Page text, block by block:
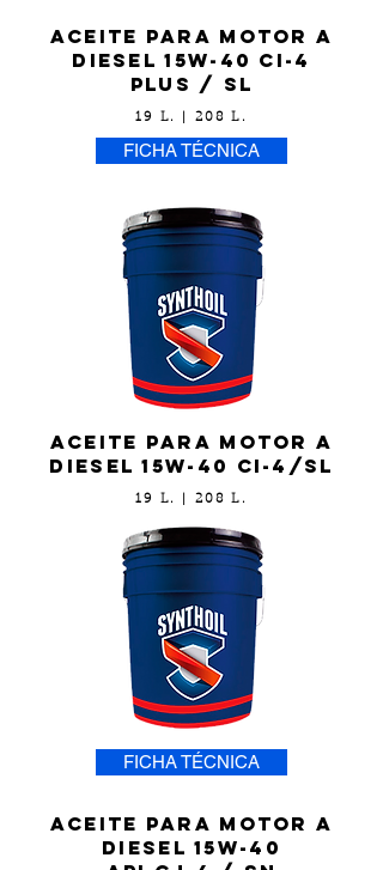
Aceite para motor a
diesel 15w-40 ci-4
plus / SL
19 L. | 208 L.
FICHA TÉCNICA
Aceite para motor a
diesel 15w-40 ci-4/sl
19 L. | 208 L.
FICHA TÉCNICA
Aceite para motor a
diesel 15w-40